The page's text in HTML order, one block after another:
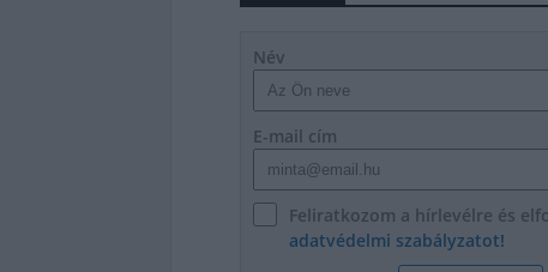
Név
E-mail cím
Feliratkozom a hírlevélre és
adatvédelmi szabályzatot!